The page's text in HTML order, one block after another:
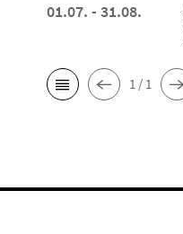
01.07. - 31.08.
1 / 1